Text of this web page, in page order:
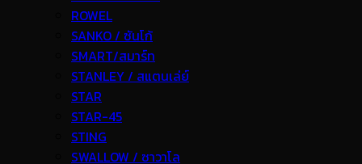
ROWEL
SANKO / ซันโก้
SMART/สมาร์ท
STANLEY / สแตนเล่ย์
STAR
STAR-45
STING
SWALLOW / ซาวาโล